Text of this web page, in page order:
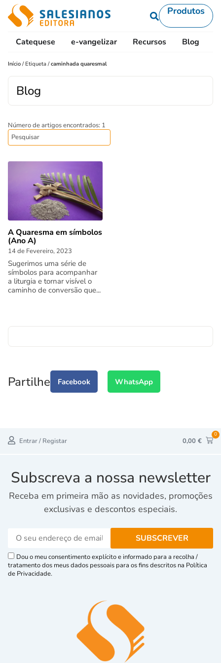
Produtos
Catequese e-vangelizar Recursos Blog
Início / Etiqueta /caminhada quaresmal
Blog
Número de artigos encontrados: 1
A Quaresma em símbolos
(Ano A)
14 de Fevereiro, 2023
Sugerimos uma série de
símbolos para acompanhar
a liturgia e tornar visível o
caminho de conversão que...
Partilhe Facebook WhatsApp
Entrar / Registar 0,00 €
0
Subscreva a nossa newsletter
Receba em primeira mão as novidades, promoções
exclusivas e descontos especiais.
Dou o meu consentimento explícito e informado para a recolha /
tratamento dos meus dados pessoais para os fins descritos na Política
de Privacidade.